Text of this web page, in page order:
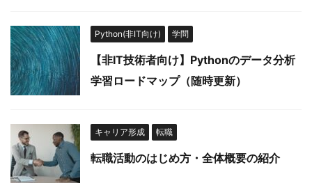
Python(非IT向け) 学問
【非IT技術者向け】Pythonのデータ分析
学習ロードマップ（随時更新）
キャリア形成 転職
転職活動のはじめ方・全体概要の紹介